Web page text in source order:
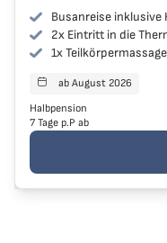
Busanreise
2x Eintritt in die
1x
Reisen starten
ab August 2026
Halbpension
7 Tage p.P ab
Der Preis der Reise